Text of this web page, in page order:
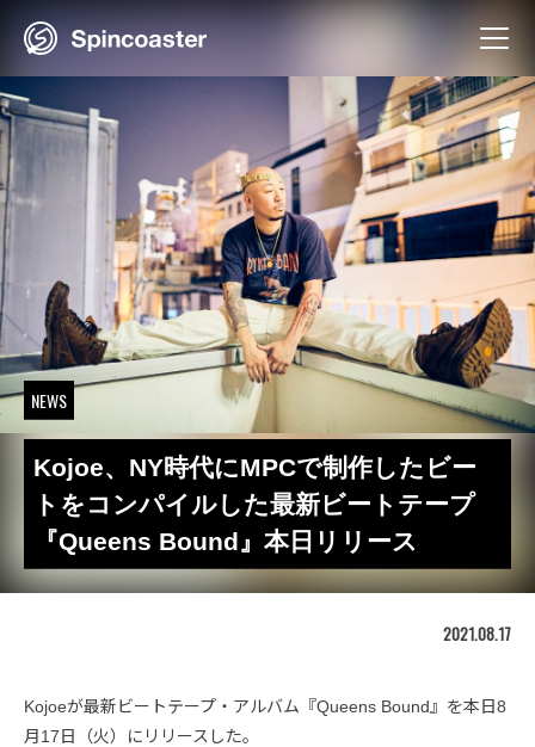
NEWS
Kojoe、NY時代にMPCで制作したビー
トをコンパイルした最新ビートテープ
『Queens Bound』本日リリース
2021.08.17
Kojoeが最新ビートテープ・アルバム『Queens Bound』を本日8
月17日（火）にリリースした。